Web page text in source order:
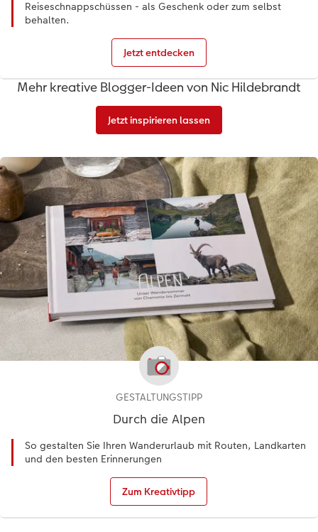
Reiseschnappschüssen - als Geschenk oder zum selbst
behalten.
Jetzt entdecken
Mehr kreative Blogger-Ideen von Nic Hildebrandt
Jetzt inspirieren lassen
GESTALTUNGSTIPP
Durch die Alpen
So gestalten Sie Ihren Wanderurlaub mit Routen, Landkarten
und den besten Erinnerungen
Zum Kreativtipp